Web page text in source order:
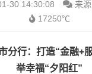
30 14:30:08
来
17250℃
分行：打造“金融+
举幸福“夕阳红”